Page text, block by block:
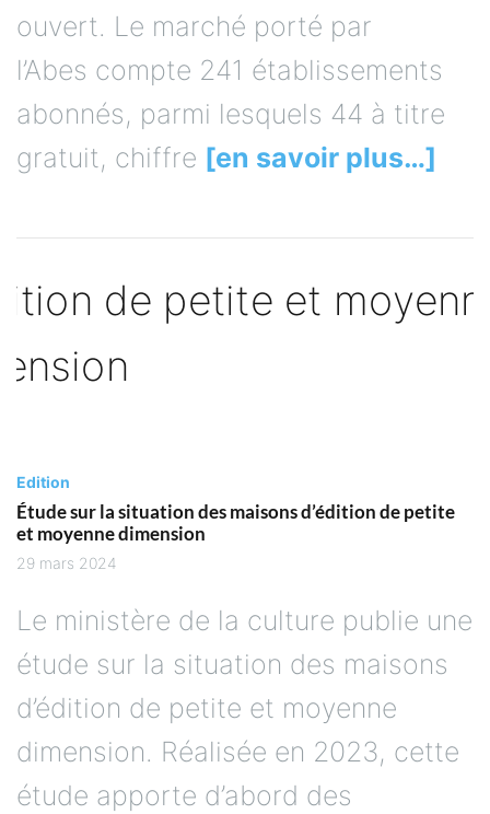
ouvert. Le marché porté par
l’Abes compte 241 établissements
abonnés, parmi lesquels 44 à titre
gratuit, chiffre [en savoir plus…]
Edition
Étude sur la situation des maisons d’édition de petite
et moyenne dimension
29 mars 2024
Le ministère de la culture publie une
étude sur la situation des maisons
d’édition de petite et moyenne
dimension. Réalisée en 2023, cette
étude apporte d’abord des